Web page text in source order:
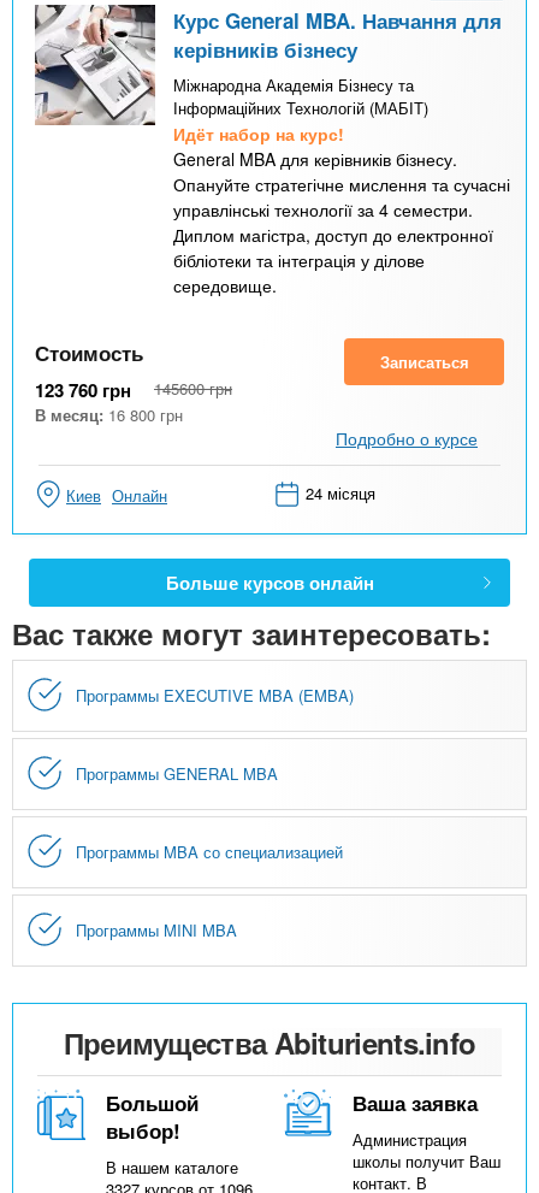
Курс General MBA. Навчання для
керівників бізнесу
Міжнародна Академія Бізнесу та
Інформаційних Технологій (МАБІТ)
Идёт набор на курс!
General MBA для керівників бізнесу.
Опануйте стратегічне мислення та сучасні
управлінські технології за 4 семестри.
Диплом магістра, доступ до електронної
бібліотеки та інтеграція у ділове
середовище.
Стоимость
123 760 грн 145600 грн
В месяц: 16 800 грн
Записаться
Подробно о курсе
Киев Онлайн 24 місяця
Больше курсов онлайн
Вас также могут заинтересовать:
Программы EXECUTIVE MBA (EMBA)
Программы GENERAL MBA
Программы MBA со специализацией
Программы MINI MBA
Преимущества Abiturients.info
Большой
выбор!
В нашем каталоге
3327 курсов от 1096
Ваша заявка
Администрация
школы получит Ваш
контакт. В